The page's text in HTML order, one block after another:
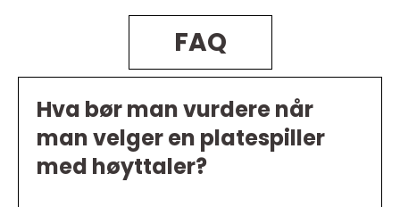
FAQ
Hva bør man vurdere når
man velger en platespiller
med høyttaler?